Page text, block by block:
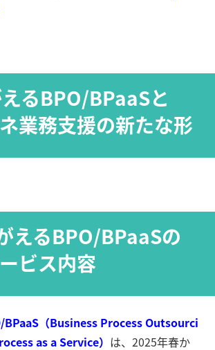
るBPO/BPaaSと
業務支援の新たな形
えるBPO/BPaaSの
ビス内容
BPaaS（Business Process Outsourci
as a Service） は、2025年春か